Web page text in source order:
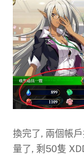
換完了, 兩個帳
量了, 剩50隻